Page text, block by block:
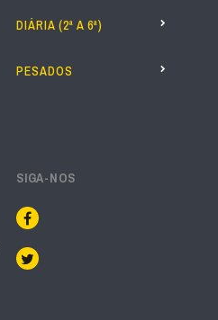
DIÁRIA (2ª A 6ª)
PESADOS
SIGA-NOS